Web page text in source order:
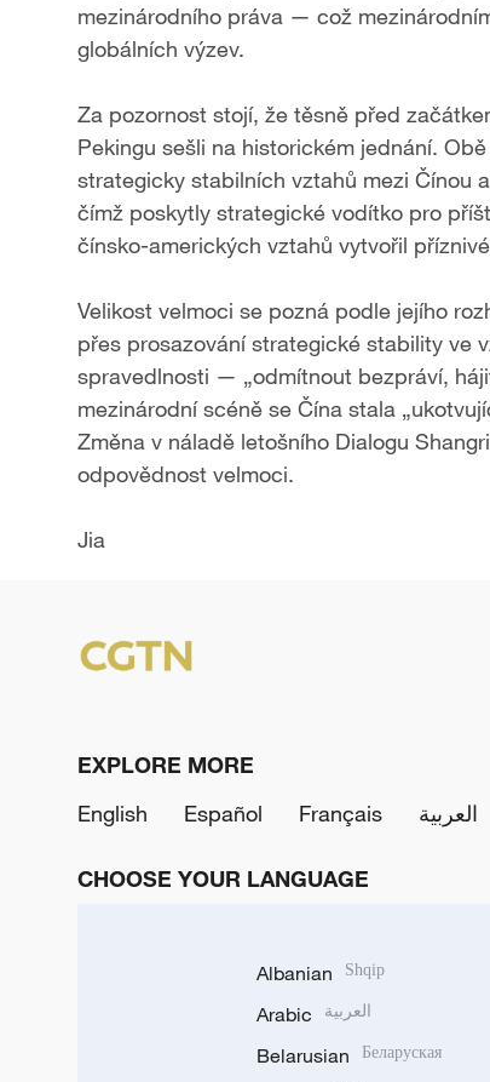
mezinárodního práva — což
globálních výzev.
Za pozornost stojí, že těsně před
Pekingu sešli na historickém jednání.
strategicky stabilních vztahů mezi Čínou
čímž poskytly strategické vodítko pro
čínsko-amerických vztahů vytvořil
Velikost velmoci se pozná podle jejího
přes prosazování strategické stability ve
spravedlnosti — „odmítnout bezpráví,
mezinárodní scéně se Čína stala
Změna v náladě letošního Dialogu
odpovědnost velmoci.
Jia
EXPLORE MORE
English
Español Français العربية
CHOOSE YOUR LANGUAGE
Albanian Shqip
Arabic العربية
Belarusian Беларуская